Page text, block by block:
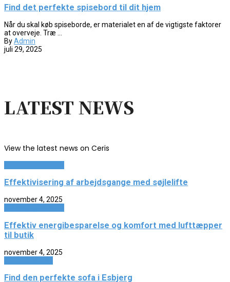
Find det perfekte spisebord til dit hjem
Når du skal køb spiseborde, er materialet en af de vigtigste faktorer
at overveje. Træ ...
ByAdmin
juli 29, 2025
LATEST NEWS
View the latest news on Ceris
Effektivisering af arbejdsgange med søjlelifte
november 4, 2025
Effektiv energibesparelse og komfort med lufttæpper
til butik
november 4, 2025
Find den perfekte sofa i Esbjerg